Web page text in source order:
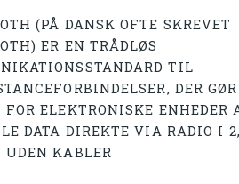
(PÅ DANSK OFTE SKREVET
ER EN TRÅDLØS
TIL
DER
ELEKTRONISKE ENHEDER
DATA DIREKTE VIA RADIO I
UDEN KABLER